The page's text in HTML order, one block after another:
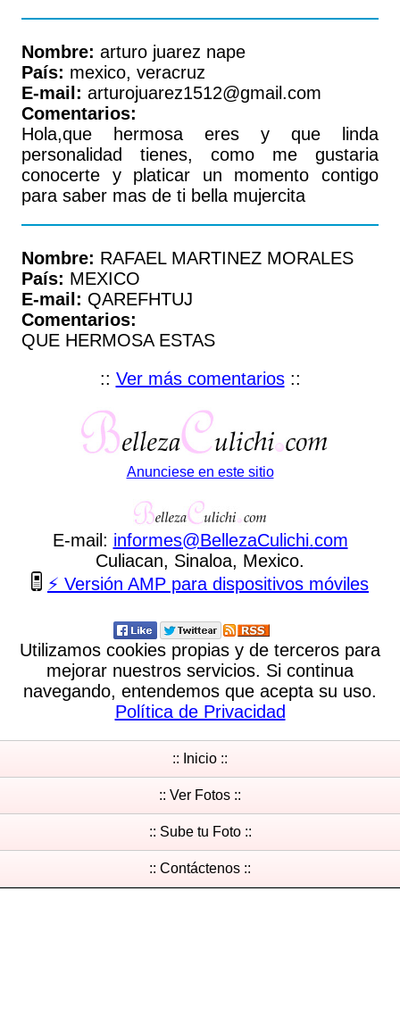
Nombre: arturo juarez nape
País: mexico, veracruz
E-mail: arturojuarez1512@gmail.com
Comentarios:
Hola,que hermosa eres y que linda
personalidad tienes, como me gustaria
conocerte y platicar un momento contigo
para saber mas de ti bella mujercita
Nombre: RAFAEL MARTINEZ MORALES
País: MEXICO
E-mail: QAREFHTUJ
Comentarios:
QUE HERMOSA ESTAS
:: Ver más comentarios::
Anunciese en este sitio
E-mail: informes@BellezaCulichi.com
Culiacan, Sinaloa, Mexico.
⚡ Versión AMP para dispositivos móviles
Utilizamos cookies propias y de terceros para
mejorar nuestros servicios. Si continua
navegando, entendemos que acepta su uso.
Política de Privacidad
:: Inicio ::
:: Ver Fotos ::
:: Sube tu Foto ::
:: Contáctenos ::